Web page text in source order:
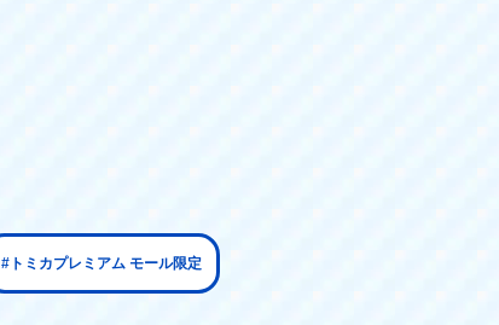
#トミカプレミアム モール限定